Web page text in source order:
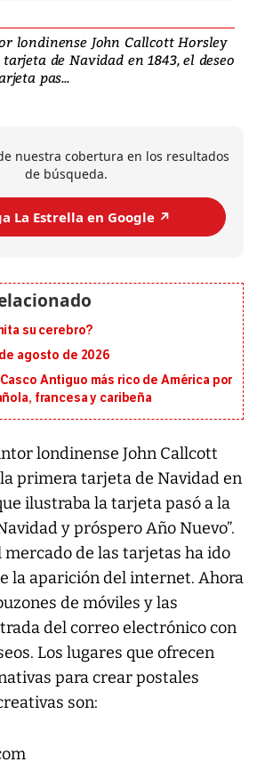
londinense John Callcott Horsley
de Navidad en 1843, el deseo
pas...
nuestra cobertura en los resultados
de búsqueda.
La Estrella en Google ↗️
su cerebro?
agosto de 2026
Antiguo más rico de América por
francesa y caribeña
londinense John Callcott
primera tarjeta de Navidad en
ilustraba la tarjeta pasó a la
y próspero Año Nuevo”.
mercado de las tarjetas ha ido
la aparición del internet. Ahora
de móviles y las
del correo electrónico con
Los lugares que ofrecen
para crear postales
son: